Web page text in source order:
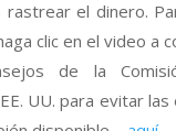
rastrear el dinero.
clic en el video a
de la
UU. para evitar